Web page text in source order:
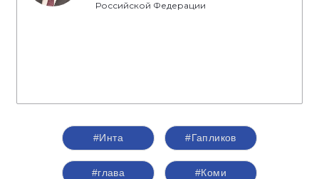
Российской Федерации
#Инта #Гапликов
#глава #Коми